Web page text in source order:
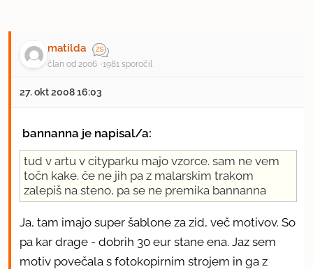
matilda
član od 2006 1981 sporočil
27. okt 2008 16:03
bannanna je napisal/a:
tud v artu v cityparku majo vzorce. sam ne vem
točn kake. če ne jih pa z malarskim trakom
zalepiš na steno, pa se ne premika bannanna
Ja, tam imajo super šablone za zid, več motivov. So
pa kar drage - dobrih 30 eur stane ena. Jaz sem
motiv povečala s fotokopirnim strojem in ga z